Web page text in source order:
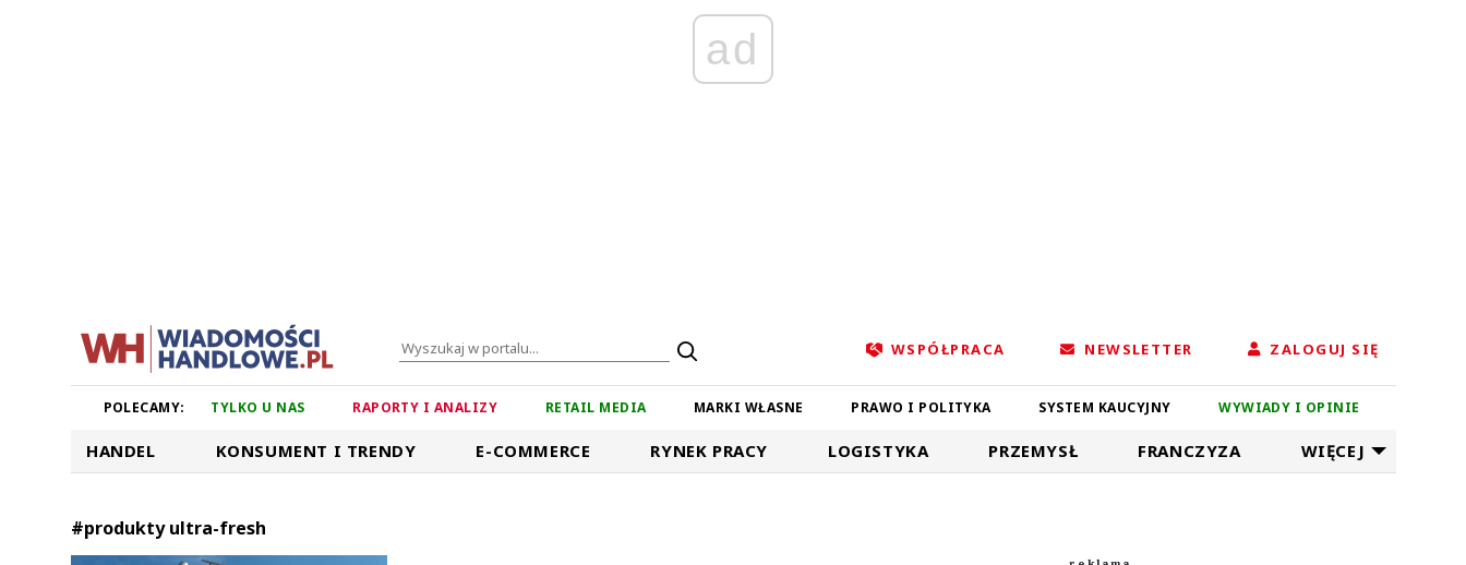
ad
WSPÓŁPRACA NEWSLETTER ZALOGUJ SIĘ
POLECAMY: TYLKO U NAS RAPORTY I ANALIZY RETAIL MEDIA MARKI WŁASNE PRAWO I POLITYKA SYSTEM KAUCYJNY WYWIADY I OPINIE
HANDEL KONSUMENT I TRENDY E-COMMERCE RYNEK PRACY LOGISTYKA PRZEMYSŁ FRANCZYZA WIĘCEJ
#produkty ultra-fresh